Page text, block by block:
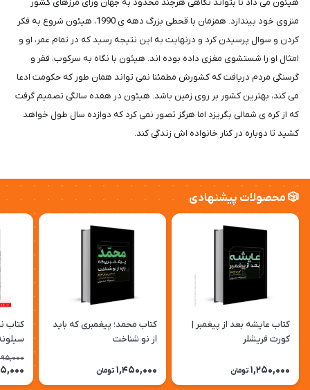
هیئون می داد تا بتواند نگاهی هرچند محدود به جهان ورای مرزهای کشور
منزوی خود بیندازد. همزمان با قحطی بزرگ دهه ی 1990، هیئون شروع به فکر
کردن و سوال پرسیدن کرد و درنهایت به این نتیجه رسید که در تمام عمر، او و
امثال او را شستشوی مغزی داده بوده اند. هیئون با نگاه به سرکوب، فقر و
گرسنگی مردم دریافت که کشورش مطمئنا نمی تواند همان طور که حکومت ادعا
می کند، بهترین کشور بر روی زمین باشد. هیئون در هفده سالگی تصمیم گرفت
که از کره ی شمالی بگریزد اما هرگز تصور نمی کرد که دوازده سال طول خواهد
کشید تا دوباره در کنار خانواده اش زندگی کند.
🎲 محصولات پیشنهادی
کتاب عایشه بعد از پیغمبر |
کورت فریشلر
1,250,000 تومان
کتاب محمد؛ پیغمبری که باید
از نو شناخت
1,450,000 تومان
کتاب